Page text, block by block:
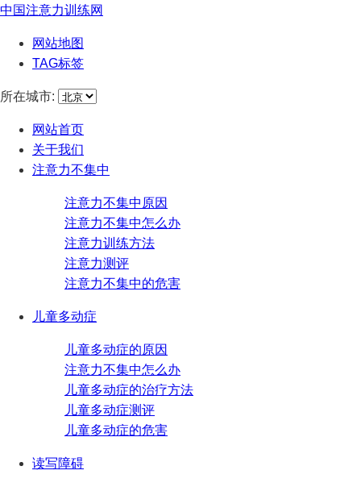
中国注意力训练网
网站地图
TAG标签
所在城市:
网站首页
关于我们
注意力不集中
注意力不集中原因
注意力不集中怎么办
注意力训练方法
注意力测评
注意力不集中的危害
儿童多动症
儿童多动症的原因
注意力不集中怎么办
儿童多动症的治疗方法
儿童多动症测评
儿童多动症的危害
读写障碍